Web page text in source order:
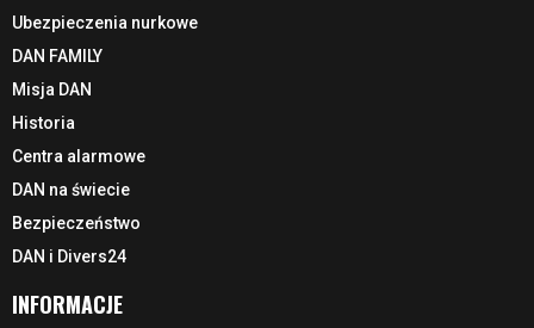
Ubezpieczenia nurkowe
DAN FAMILY
Misja DAN
Historia
Centra alarmowe
DAN na świecie
Bezpieczeństwo
DAN i Divers24
INFORMACJE